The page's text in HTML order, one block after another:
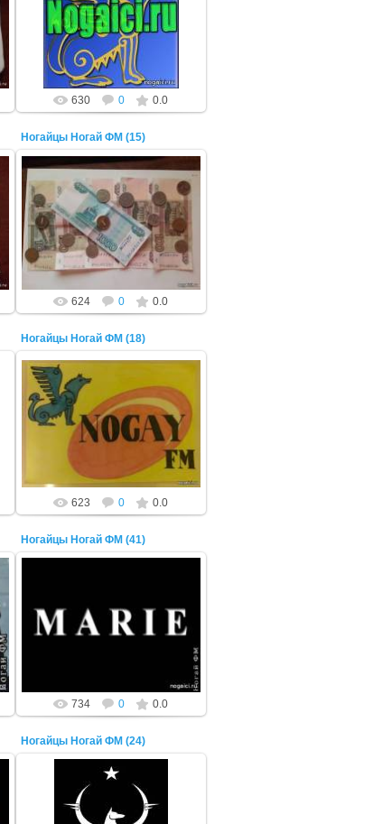
22 Октября 2014
ADMIN
630 0 0.0
Ногайцы Ногай ФМ (15)
22 Октября 2014
ADMIN
624 0 0.0
Ногайцы Ногай ФМ (18)
22 Октября 2014
ADMIN
623 0 0.0
Ногайцы Ногай ФМ (41)
22 Октября 2014
ADMIN
734 0 0.0
Ногайцы Ногай ФМ (24)
22 Октября 2014